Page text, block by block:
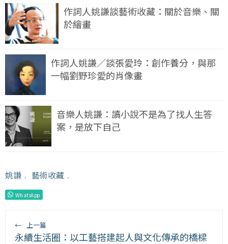
作詞人姚謙談藝術收藏：關於音樂、關
於繪畫
作詞人姚謙／談張愛玲：創作養分，與那
一幅劉野珍愛的肖像畫
音樂人姚謙：讀小說不是為了找人生答
案，是放下自己
姚謙 ﹒ 藝術收藏 ﹒
WhatsApp
← 上一篇
永續生活圈：以工藝搭建起人與文化傳承的橋樑